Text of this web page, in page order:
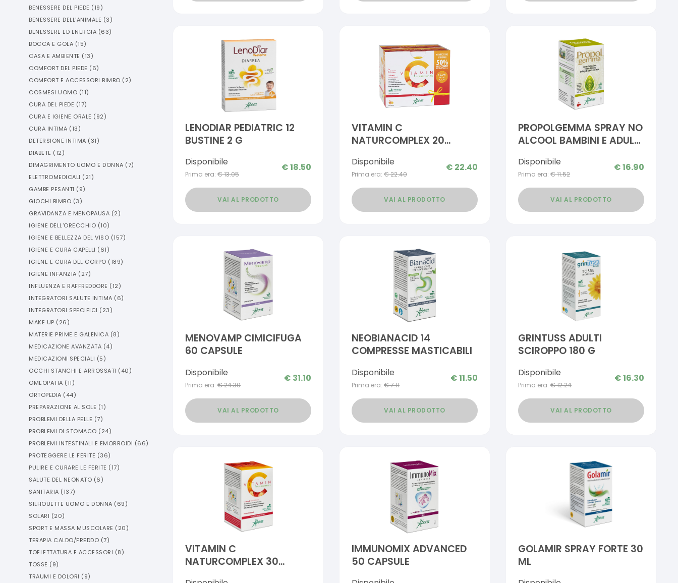
BENESSERE DEL PIEDE (19)
BENESSERE DELL'ANIMALE (3)
BENESSERE ED ENERGIA (63)
BOCCA E GOLA (15)
CASA E AMBIENTE (13)
COMFORT DEL PIEDE (6)
COMFORT E ACCESSORI BIMBO (2)
COSMESI UOMO (11)
CURA DEL PIEDE (17)
CURA E IGIENE ORALE (92)
CURA INTIMA (13)
DETERSIONE INTIMA (31)
DIABETE (12)
DIMAGRIMENTO UOMO E DONNA (7)
ELETTROMEDICALI (21)
GAMBE PESANTI (9)
GIOCHI BIMBO (3)
GRAVIDANZA E MENOPAUSA (2)
IGIENE DELL'ORECCHIO (10)
IGIENE E BELLEZZA DEL VISO (157)
IGIENE E CURA CAPELLI (61)
IGIENE E CURA DEL CORPO (189)
IGIENE INFANZIA (27)
INFLUENZA E RAFFREDDORE (12)
INTEGRATORI SALUTE INTIMA (6)
INTEGRATORI SPECIFICI (23)
MAKE UP (26)
MATERIE PRIME E GALENICA (8)
MEDICAZIONE AVANZATA (4)
MEDICAZIONI SPECIALI (5)
OCCHI STANCHI E ARROSSATI (40)
OMEOPATIA (11)
ORTOPEDIA (44)
PREPARAZIONE AL SOLE (1)
PROBLEMI DELLA PELLE (7)
PROBLEMI DI STOMACO (24)
PROBLEMI INTESTINALI E EMORROIDI (66)
PROTEGGERE LE FERITE (36)
PULIRE E CURARE LE FERITE (17)
SALUTE DEL NEONATO (6)
SANITARIA (137)
SILHOUETTE UOMO E DONNA (69)
SOLARI (20)
SPORT E MASSA MUSCOLARE (20)
TERAPIA CALDO/FREDDO (7)
TOELETTATURA E ACCESSORI (8)
TOSSE (9)
TRAUMI E DOLORI (9)
LENODIAR PEDIATRIC 12
BUSTINE 2 G
Disponibile
Prima era: €13.05
€18.50
VAI AL PRODOTTO
VITAMIN C
NATURCOMPLEX 20
CONFEZIONE SPECIALE 1+1
Disponibile
Prima era: €22.40
€ 22.40
VAI AL PRODOTTO
PROPOLGEMMA SPRAY NO
ALCOOL BAMBINI E ADULTI
Disponibile
Prima era: €11.52
€16.90
VAI AL PRODOTTO
MENOVAMP CIMICIFUGA
60 CAPSULE
Disponibile
Prima era: €24.30
€ 31.10
VAI AL PRODOTTO
NEOBIANACID 14
COMPRESSE MASTICABILI
Disponibile
Prima era: €7.11
€11.50
VAI AL PRODOTTO
GRINTUSS ADULTI
SCIROPPO 180 G
Disponibile
Prima era: €12.24
€16.30
VAI AL PRODOTTO
VITAMIN C
NATURCOMPLEX 30
IMMUNOMIX ADVANCED
50 CAPSULE
GOLAMIR SPRAY FORTE 30
ML